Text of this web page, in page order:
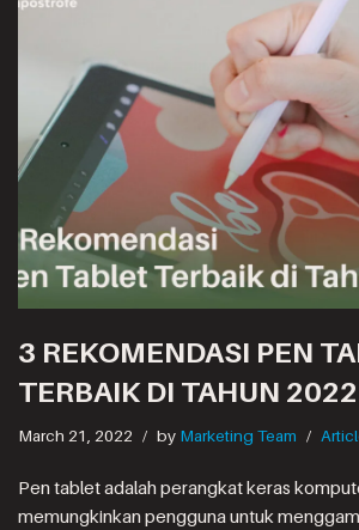
3 REKOMENDASI PEN
TERBAIK DI TAHUN 2022
March 21, 2022 by Marketing Team
Pen tablet adalah perangkat keras
memungkinkan pengguna untuk